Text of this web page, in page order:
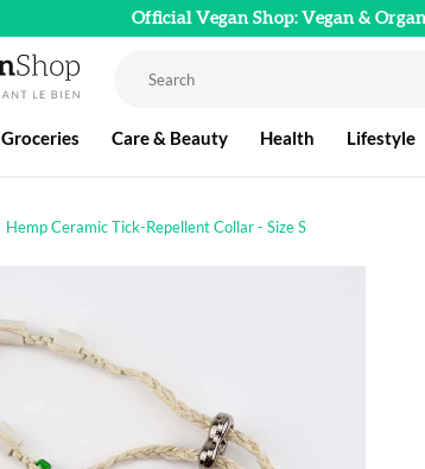
Official Vegan Shop: Vegan &
Groceries Care & Beauty Health Lifestyle
Hemp Ceramic Tick-Repellent Collar - Size S